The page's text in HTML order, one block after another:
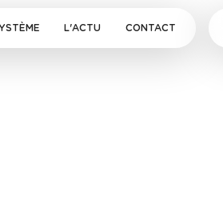
L'ACTU CONTACT